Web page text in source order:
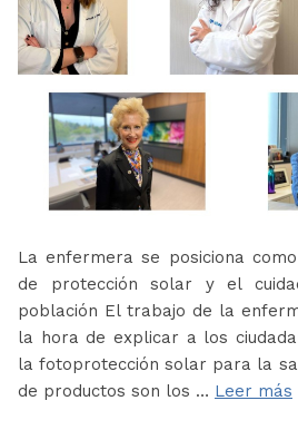
La enfermera se posiciona
de protección solar y el
población El trabajo de la
la hora de explicar a los
la fotoprotección solar para la
de productos son los … Leer más